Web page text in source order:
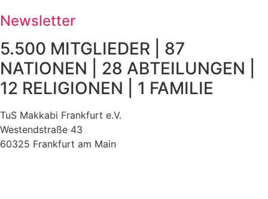
Newsletter
5.500 MITGLIEDER | 87
NATIONEN | 28 ABTEILUNGEN |
12 RELIGIONEN | 1 FAMILIE
TuS Makkabi Frankfurt e.V.
Westendstraße 43
60325 Frankfurt am Main